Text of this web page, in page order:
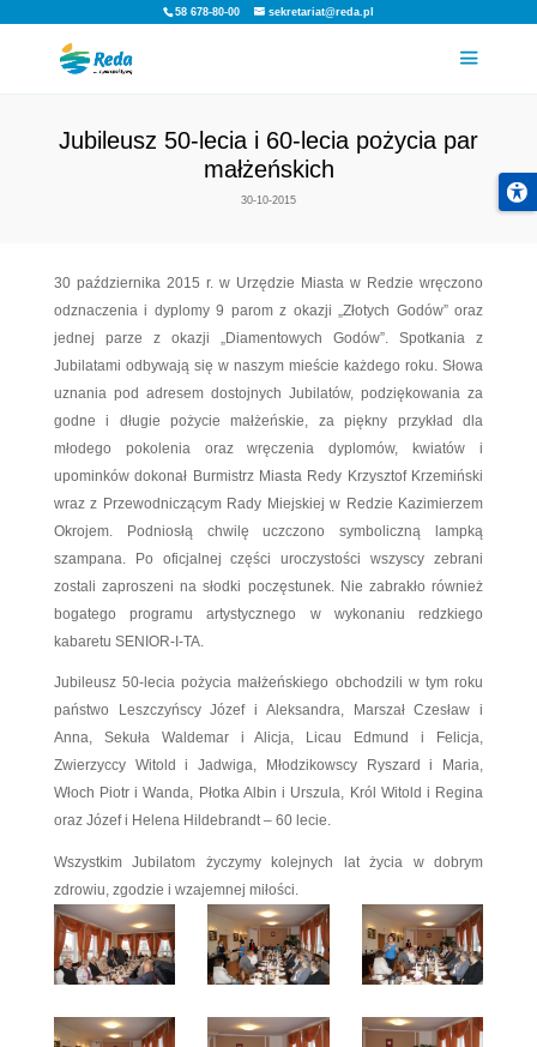
58 678-80-00
Jubileusz 50-lecia i 60-lecia
30-10-2015
30 października 2015 r. w Urzędzie Miasta w
odznaczenia i dyplomy 9 parom z okazji
jednej parze z okazji „Diamentowych
Jubilatami odbywają się w naszym mieście
uznania pod adresem dostojnych Jubilatów,
godne i długie pożycie małżeńskie, za
młodego pokolenia oraz wręczenia
wraz z Przewodniczącym Rady Miejskiej w
Okrojem. Podniosłą chwilę uczczono
szampana. Po oficjalnej części uroczystości
zostali zaproszeni na słodki poczęstunek. Nie
bogatego programu artystycznego w
kabaretu SENIOR-I-TA.
Jubileusz 50-lecia pożycia małżeńskiego
państwo Leszczyńscy Józef i Aleksandra,
Anna, Sekuła Waldemar i Alicja, Licau